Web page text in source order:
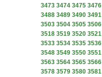
3473 3474 3475 3476
3488 3489 3490 3491
3503 3504 3505 3506
3518 3519 3520 3521
3533 3534 3535 3536
3548 3549 3550 3551
3563 3564 3565 3566
3578 3579 3580 3581